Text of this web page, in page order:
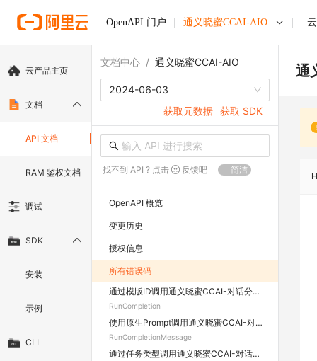
OpenAPI 门户 通义晓蜜CCAI-AIO
云产品主页
文档
API 文档
RAM 鉴权文档
调试
SDK
安装
示例
CLI
文档中心 / 通义晓蜜CCAI-AIO
2024-06-03
获取元数据 获取 SDK
找不到 API ? 点击 反馈吧 简洁
OpenAPI 概览
变更历史
授权信息
所有错误码
通过模版ID调用通义晓蜜CCAI-对话分析AIO应用
RunCompletion
使用原生Prompt调用通义晓蜜CCAI-对话分析AIO应用
RunCompletionMessage
通过任务类型调用通义晓蜜CCAI-对话分析AIO应用
通